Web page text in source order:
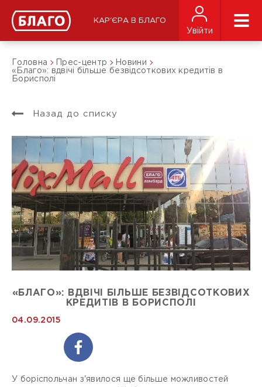
КАР'ЄРА В БЛАГО
Увійти
Головна Прес-центр
Новини
«Благо»: вдвічі більше безвідсоткових кредитів в
Борисполі
Назад до списку
«БЛАГО»: ВДВІЧІ БІЛЬШЕ БЕЗВІДСОТКОВИХ
КРЕДИТІВ В БОРИСПОЛІ
04.09.2015
У боріспольчан з'явилося ще більше можливостей